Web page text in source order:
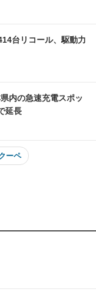
台リコール、駆動力
内の急速充電スポッ
延長
ーペ